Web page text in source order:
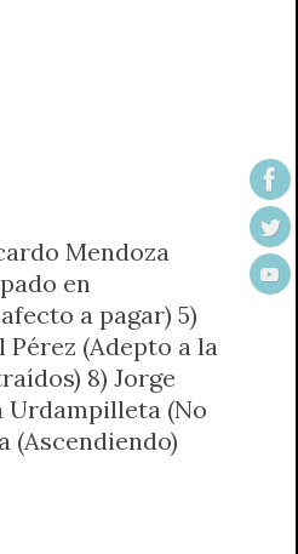
Mendoza
en
a pagar) 5)
(Adepto a la
8) Jorge
Urdampilleta (No
(Ascendiendo)